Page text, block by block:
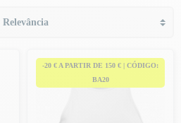
-20 € A PARTIR DE 150 € | CÓDIGO:
BA20